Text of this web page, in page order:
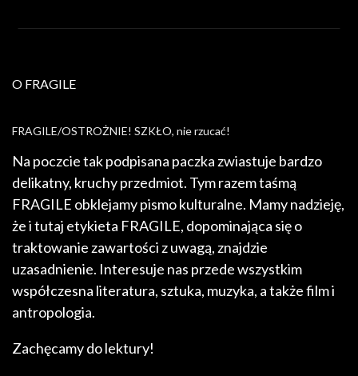
O FRAGILE
FRAGILE/OSTROŻNIE! SZKŁO, nie rzucać!
Na poczcie tak podpisana paczka zwiastuje bardzo
delikatny, kruchy przedmiot. Tym razem taśmą
FRAGILE obklejamy pismo kulturalne. Mamy nadzieję,
że i tutaj etykieta FRAGILE, dopominająca się o
traktowanie zawartości z uwagą, znajdzie
uzasadnienie. Interesuje nas przede wszystkim
współczesna literatura, sztuka, muzyka, a także film i
antropologia.
Zachęcamy do lektury!